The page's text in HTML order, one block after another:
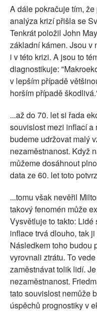
A dále pokračuje tím,
analýza krizí přišla se
Tenkrát položil John
základní kámen. Jsou v
i v této krizi. A jsou to
diagnostikuje:
v lepším případě
horším případě
...až do 70. let si řada
souvislost mezi inflací a
budeme udržovat malý
nezaměstnanost. Když
můžeme dosáhnout
data ze 60. let toto
...tomu však nevěřil
takový fenomén může
Vysvětluje to takto:
inflace trvá dlouho, tak
Následkem toho budou
vyrovnali ztrátu. To
zaměstnávat tolik lidí.
nezaměstnanost.
tato souvislost nemůže
úspěchů prognostiky v